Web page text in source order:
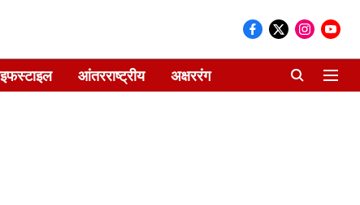
आंतरराष्ट्रीय अक्षररंग